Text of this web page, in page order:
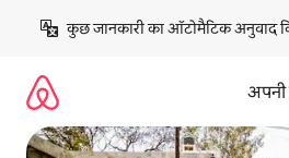
छोड़कर
कॉन्टेंट
कुछ जानकारी का ऑटोमैटिक अनुवाद